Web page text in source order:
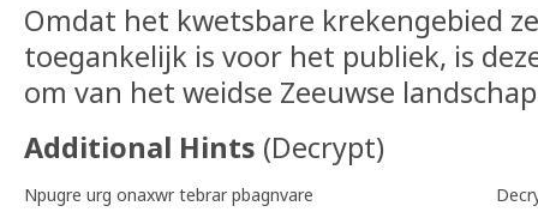
Omdat het kwetsbare krekengebied
toegankelijk is voor het publiek, is
om van het weidse Zeeuwse
Additional Hints (Decrypt)
Npugre urg onaxwr tebrar pbagnvare